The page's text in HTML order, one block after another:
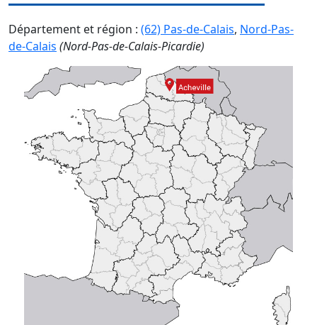
Département et région : (62) Pas-de-Calais, Nord-Pas-
de-Calais (Nord-Pas-de-Calais-Picardie)